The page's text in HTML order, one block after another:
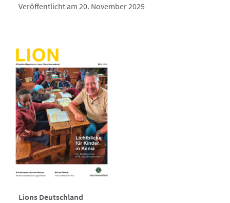
Veröffentlicht am 20. November 2025
Lions Deutschland